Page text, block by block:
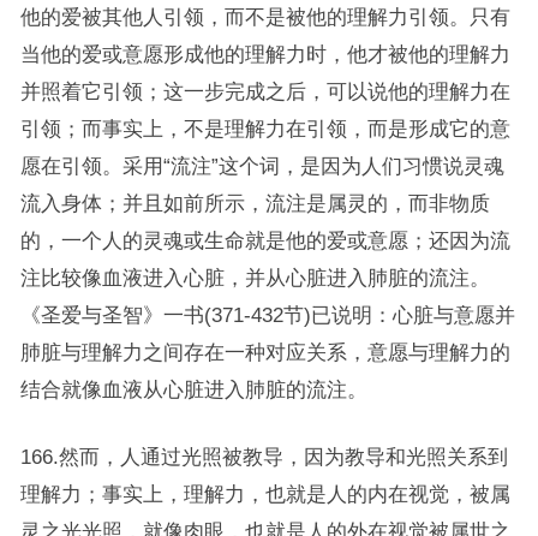
他的爱被其他人引领，而不是被他的理解力引领。只有
当他的爱或意愿形成他的理解力时，他才被他的理解力
并照着它引领；这一步完成之后，可以说他的理解力在
引领；而事实上，不是理解力在引领，而是形成它的意
愿在引领。采用“流注”这个词，是因为人们习惯说灵魂
流入身体；并且如前所示，流注是属灵的，而非物质
的，一个人的灵魂或生命就是他的爱或意愿；还因为流
注比较像血液进入心脏，并从心脏进入肺脏的流注。
《圣爱与圣智》一书(371-432节)已说明：心脏与意愿并
肺脏与理解力之间存在一种对应关系，意愿与理解力的
结合就像血液从心脏进入肺脏的流注。
166.然而，人通过光照被教导，因为教导和光照关系到
理解力；事实上，理解力，也就是人的内在视觉，被属
灵之光光照，就像肉眼，也就是人的外在视觉被属世之